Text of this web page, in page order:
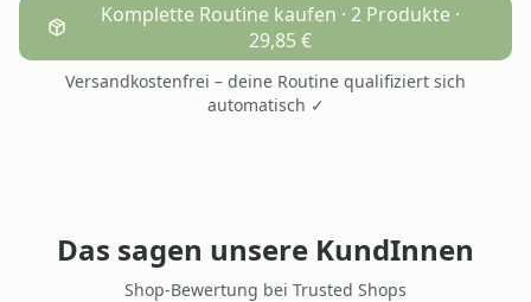
Komplette Routine kaufen · 2 Produkte ·
29,85 €
Versandkostenfrei – deine Routine qualifiziert sich
automatisch ✓
Das sagen unsere KundInnen
Shop-Bewertung bei Trusted Shops